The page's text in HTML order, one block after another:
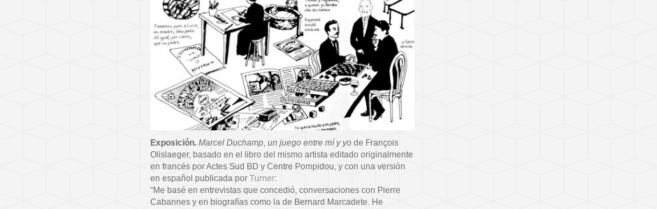
Exposición. Marcel Duchamp, un juego entre mí y yo de François
Olislaeger, basado en el libro del mismo artista editado originalmente
en francés por Actes Sud BD y Centre Pompidou, y con una versión
en español publicada por
Turner:
“Me basé en entrevistas que concedió, conversaciones con Pierre
Cabannes y en biografías como la de Bernard Marcadete. He